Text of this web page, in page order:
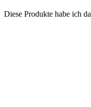
Diese Produkte habe ich